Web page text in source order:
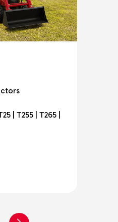
| T255 | T265 |